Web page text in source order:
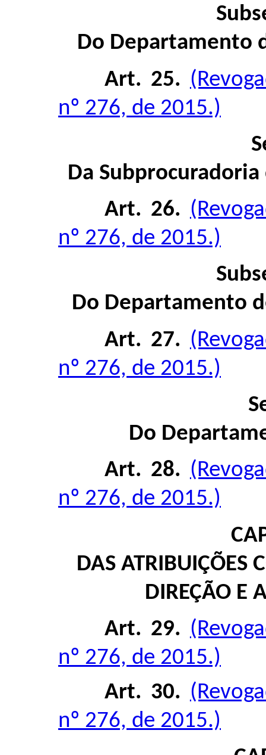
Do Departamento
Art. 25.
nº 276, de 2015.)
Da
Art. 26.
nº 276, de 2015.)
Do Departamento
Art. 27.
nº 276, de 2015.)
Do
Art. 28.
nº 276, de 2015.)
DAS ATRIBUIÇÕES
DIREÇÃO E
Art. 29.
nº 276, de 2015.)
Art. 30.
nº 276, de 2015.)